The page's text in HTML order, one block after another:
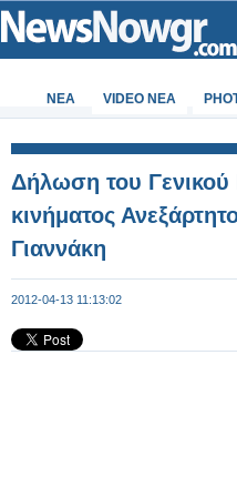
ΝΕΑ VIDEO NEA
Δήλωση του Γενικού
κινήματος
Γιαννάκη
2012-04-13 11:13:02